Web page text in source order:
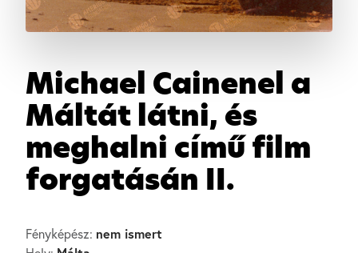
Michael Cainenel a
Máltát látni, és
meghalni című film
forgatásán II.
Fényképész: nem ismert